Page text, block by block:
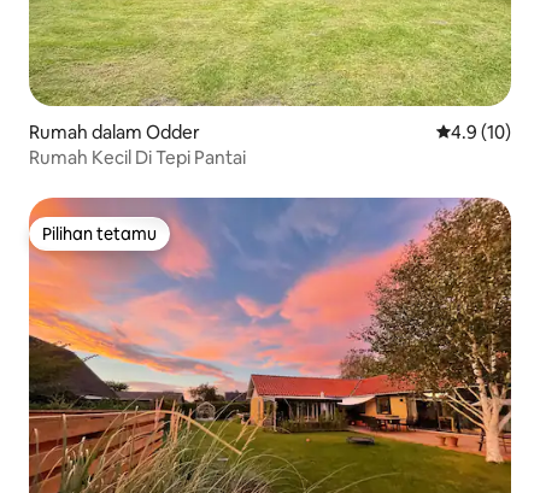
Rumah dalam Odder Penarafan
4.9 (10)
Rumah Kecil Di Tepi Pantai
Pilihan tetamu
Pilihan tetamu